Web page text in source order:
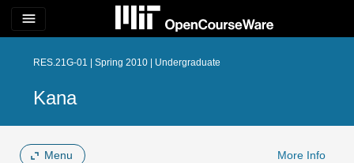
menu
RES.21G-01 | Spring 2010 | Undergraduate
Kana
Menu More Info